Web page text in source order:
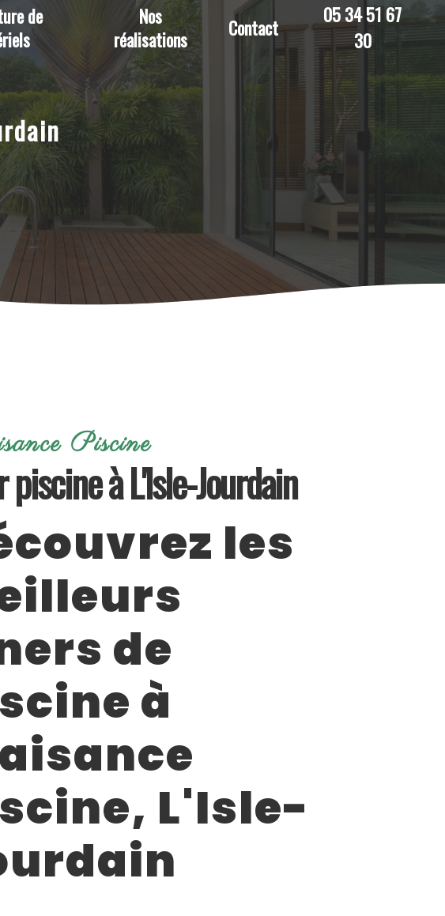
de
Nos
réalisations
Contact
05 34 51 67
30
Piscine
piscine à L'Isle-Jourdain
les
de
à
L'Isle-